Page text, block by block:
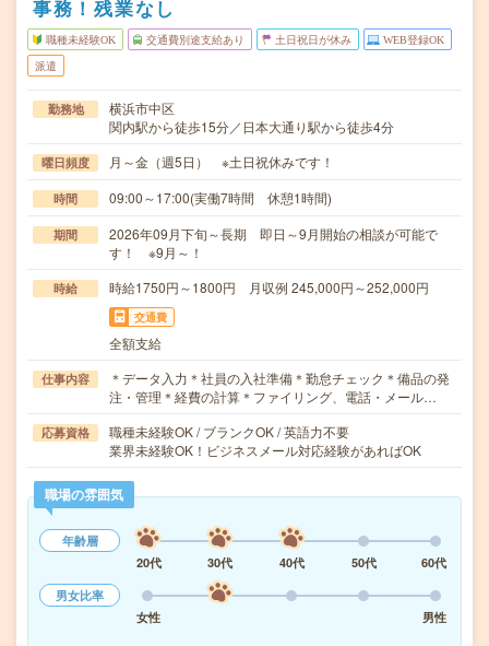
事務！残業なし
職種未経験OK 交通費別途支給あり 土日祝日が休み WEB登録OK
派遣
勤務地
横浜市中区
関内駅から徒歩15分／日本大通り駅から徒歩4分
曜日頻度 月～金（週5日） ※土日祝休みです！
時間 09:00～17:00(実働7時間 休憩1時間)
期間
2026年09月下旬～長期 即日～9月開始の相談が可能で
す！ ※9月～！
時給 時給1750円～1800円 月収例 245,000円～252,000円
交通費
全額支給
仕事内容
＊データ入力＊社員の入社準備＊勤怠チェック＊備品の発
注・管理＊経費の計算＊ファイリング、電話・メール…
応募資格
職種未経験OK / ブランクOK / 英語力不要
業界未経験OK！ビジネスメール対応経験があればOK
職場の雰囲気
年齢層
20代
30代 40代 50代
60代
男女比率
女性
男性